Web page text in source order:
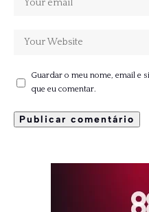
Guardar o meu nome, email e
que eu comentar.